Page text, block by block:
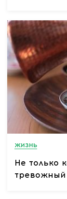
ЖИЗНЬ
Не только
тревожный